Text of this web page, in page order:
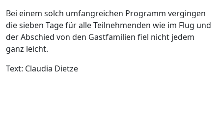
Bei einem solch umfangreichen Programm vergingen
die sieben Tage für alle Teilnehmenden wie im Flug und
der Abschied von den Gastfamilien fiel nicht jedem
ganz leicht.
Text: Claudia Dietze